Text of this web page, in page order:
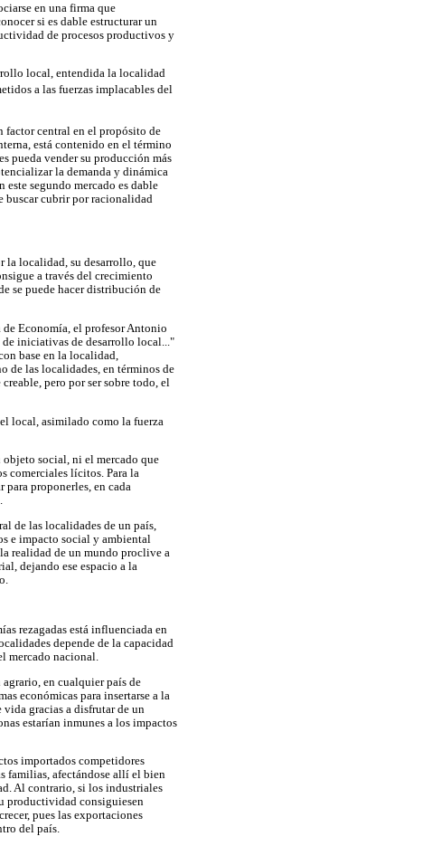
en una firma que
si es dable estructurar un
de procesos productivos y
local, entendida la localidad
a las fuerzas implacables del
factor central en el propósito de
está contenido en el término
pueda vender su producción más
la demanda y dinámica
segundo mercado es dable
buscar cubrir por racionalidad
la localidad, su desarrollo, que
a través del crecimiento
se puede hacer distribución de
Economía, el profesor Antonio
de iniciativas de desarrollo local..."
base en la localidad,
de las localidades, en términos de
pero por ser sobre todo, el
local, asimilado como la fuerza
objeto social, ni el mercado que
comerciales lícitos. Para la
para proponerles, en cada
de las localidades de un país,
e impacto social y ambiental
realidad de un mundo proclive a
dejando ese espacio a la
rezagadas está influenciada en
depende de la capacidad
mercado nacional.
en cualquier país de
económicas para insertarse a la
gracias a disfrutar de un
estarían inmunes a los impactos
importados competidores
familias, afectándose allí el bien
Al contrario, si los industriales
productividad consiguiesen
pues las exportaciones
del país.